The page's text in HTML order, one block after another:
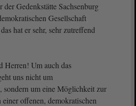
Gedenkstätte Sachsenburg
Gesellschaft
hat er sehr, sehr zutreffend
Herren! Um auch das
uns nicht um
sondern um eine Möglichkeit zur
offenen, demokratischen